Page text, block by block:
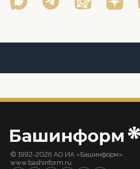
© 1992-2026 АО ИА «Башинформ».
www.bashinform.ru